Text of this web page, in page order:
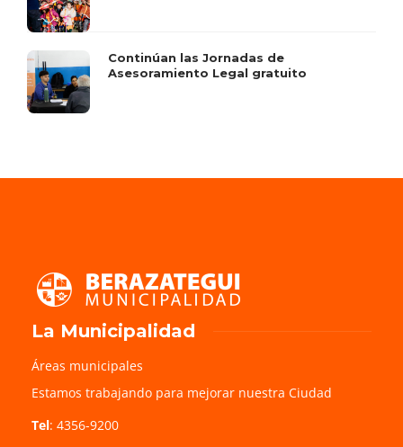
Continúan las Jornadas de
Asesoramiento Legal gratuito
La Municipalidad
Áreas municipales
Estamos trabajando para mejorar nuestra Ciudad
Tel: 4356-9200